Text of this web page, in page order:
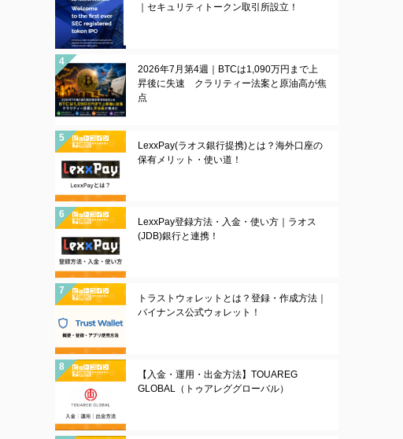
｜セキュリティトークン取引所設立！
2026年7月第4週｜BTCは1,090万円まで上
昇後に失速 クラリティー法案と原油高が焦
点
LexxPay(ラオス銀行提携)とは？海外口座の
保有メリット・使い道！
LexxPay登録方法・入金・使い方｜ラオス
(JDB)銀行と連携！
トラストウォレットとは？登録・作成方法｜
バイナンス公式ウォレット！
【入金・運用・出金方法】TOUAREG
GLOBAL（トゥアレググローバル）